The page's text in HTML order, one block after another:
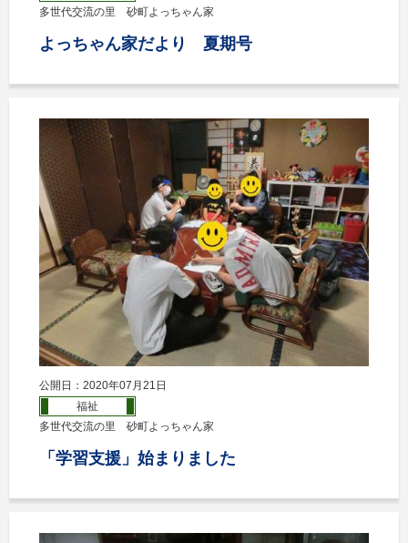
多世代交流の里 砂町よっちゃん家
よっちゃん家だより 夏期号
公開日：2020年07月21日
福祉
多世代交流の里 砂町よっちゃん家
「学習支援」始まりました